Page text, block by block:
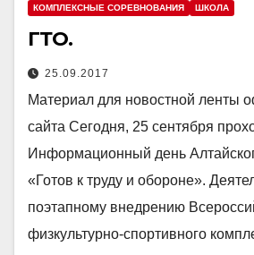
КОМПЛЕКСНЫЕ СОРЕВНОВАНИЯ ШКОЛА
ГТО.
25.09.2017
Материал для новостной ленты
сайта Сегодня, 25 сентября
Информационный день
«Готов к труду и обороне».
поэтапному внедрению
физкультурно-спортивного